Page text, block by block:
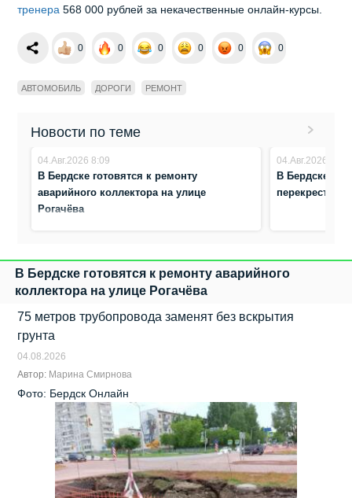
тренера 568 000 рублей за некачественные онлайн-курсы.
0 0 0 0 0 0
АВТОМОБИЛЬ ДОРОГИ РЕМОНТ
Новости по теме
04.Авг.2026 8:09
В Бердске готовятся к ремонту
аварийного коллектора на улице
Рогачёва
04.Авг.2026 8:00
В Бердске
перекресток
В Бердске готовятся к ремонту аварийного
коллектора на улице Рогачёва
75 метров трубопровода заменят без вскрытия
грунта
04.08.2026
Автор: Марина Смирнова
Фото: Бердск Онлайн